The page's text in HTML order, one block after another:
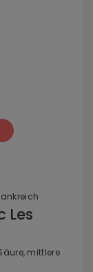
Les
mittlere